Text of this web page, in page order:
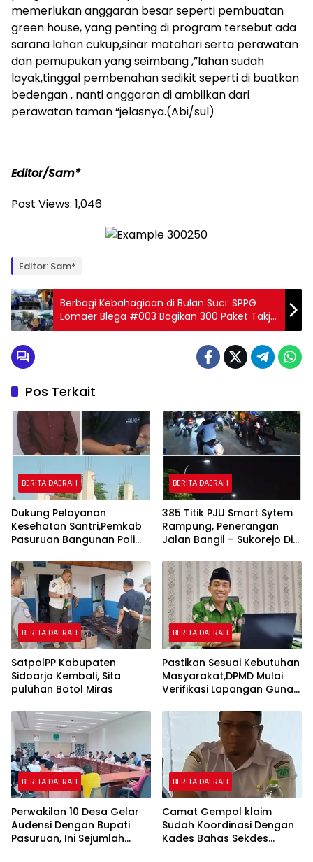
memerlukan anggaran besar seperti pembuatan
green house, yang penting di program tersebut ada
sarana lahan cukup,sinar matahari serta perawatan
dan pemupukan yang seimbang ,”lahan sudah
layak,tinggal pembenahan sedikit seperti di buatkan
bedengan , nanti anggaran di ambilkan dari
perawatan taman “jelasnya.(Abi/sul)
Editor/Sam*
Post Views: 1,046
Editor: Sam*
Berbagi Kebahagiaan di Bulan Suci: SPPG
Lomaer Blega #003 Bagikan 300 Paket Takjil
Gratis untuk Pengguna Jalan
Pos Terkait
BERITA DAERAH
Dukung Pelayanan
Kesehatan Santri,Pemkab
Pasuruan Bangunan Poli
BERITA DAERAH
385 Titik PJU Smart Sytem
Rampung, Penerangan
Jalan Bangil – Sukorejo Di
BERITA DAERAH
SatpolPP Kabupaten
Sidoarjo Kembali, Sita
puluhan Botol Miras
BERITA DAERAH
Pastikan Sesuai Kebutuhan
Masyarakat,DPMD Mulai
Verifikasi Lapangan Guna
BERITA DAERAH
Perwakilan 10 Desa Gelar
Audensi Dengan Bupati
Pasuruan, Ini Sejumlah
BERITA DAERAH
Camat Gempol klaim
Sudah Koordinasi Dengan
Kades Bahas Sekdes